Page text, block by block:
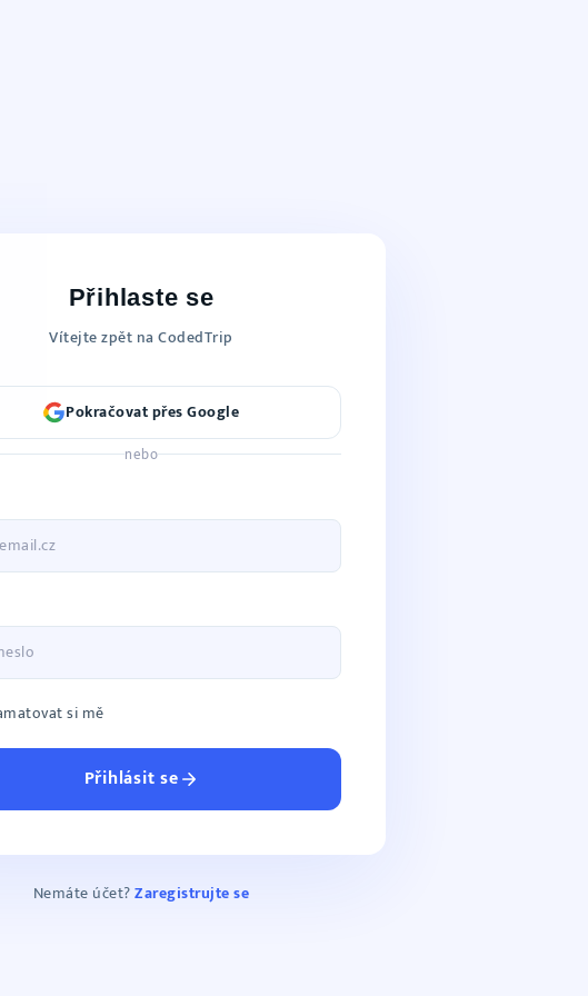
Přihlaste se
Vítejte zpět na CodedTrip
Pokračovat přes Google
nebo
si mě
Přihlásit se
Nemáte účet?Zaregistrujte se